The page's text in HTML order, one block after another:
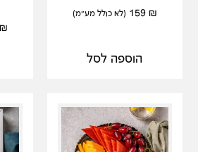
159 ₪ (לא כולל מע"מ)
הוספה לסל
₪